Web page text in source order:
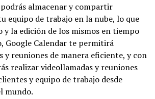
almacenar y compartir
equipo de trabajo en la nube, lo que
y la edición de los mismos en tiempo
Google Calendar te permitirá
y reuniones de manera eficiente, y con
realizar videollamadas y reuniones
y equipo de trabajo desde
mundo.